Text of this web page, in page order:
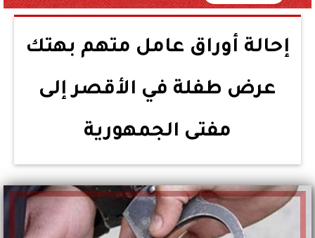
إحالة أوراق عامل متهم بهتك
عرض طفلة في الأقصر إلى
مفتى الجمهورية